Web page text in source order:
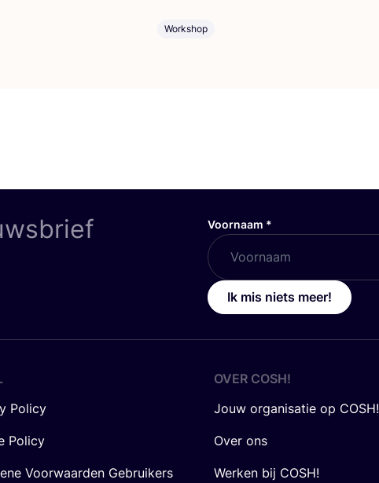
Workshop
Voornaam *
Ik mis niets meer!
Policy
Policy
Voorwaarden Gebruikers
OVER COSH!
Jouw organisatie op COSH!
Over ons
Werken bij COSH!